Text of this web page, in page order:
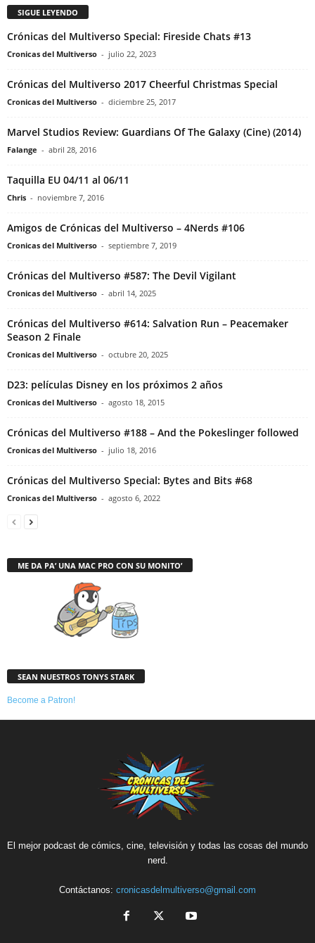
SIGUE LEYENDO
Crónicas del Multiverso Special: Fireside Chats #13
Cronicas del Multiverso - julio 22, 2023
Crónicas del Multiverso 2017 Cheerful Christmas Special
Cronicas del Multiverso - diciembre 25, 2017
Marvel Studios Review: Guardians Of The Galaxy (Cine) (2014)
Falange - abril 28, 2016
Taquilla EU 04/11 al 06/11
Chris - noviembre 7, 2016
Amigos de Crónicas del Multiverso – 4Nerds #106
Cronicas del Multiverso - septiembre 7, 2019
Crónicas del Multiverso #587: The Devil Vigilant
Cronicas del Multiverso - abril 14, 2025
Crónicas del Multiverso #614: Salvation Run – Peacemaker
Season 2 Finale
Cronicas del Multiverso - octubre 20, 2025
D23: películas Disney en los próximos 2 años
Cronicas del Multiverso - agosto 18, 2015
Crónicas del Multiverso #188 – And the Pokeslinger followed
Cronicas del Multiverso - julio 18, 2016
Crónicas del Multiverso Special: Bytes and Bits #68
Cronicas del Multiverso - agosto 6, 2022
ME DA PA’ UNA MAC PRO CON SU MONITO’
SEAN NUESTROS TONYS STARK
Become a Patron!
El mejor podcast de cómics, cine, televisión y todas las cosas del mundo
nerd.
Contáctanos: cronicasdelmultiverso@gmail.com